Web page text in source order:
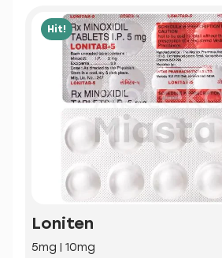
Hit!
Loniten
5mg | 10mg